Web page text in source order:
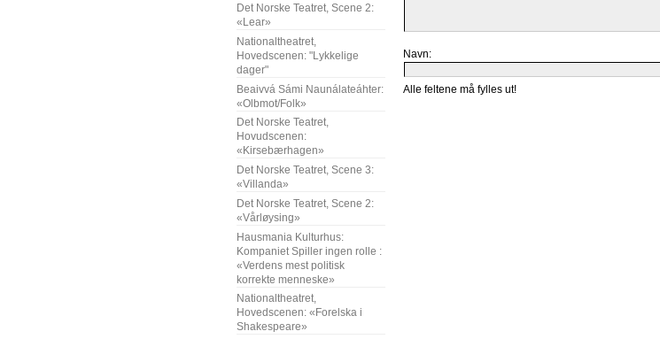
Det Norske Teatret, Scene 2:
«Lear»
Nationaltheatret,
Hovedscenen: "Lykkelige
dager"
Beaivvá Sámi Naunálateáhter:
«Olbmot/Folk»
Det Norske Teatret,
Hovudscenen:
«Kirsebærhagen»
Det Norske Teatret, Scene 3:
«Villanda»
Det Norske Teatret, Scene 2:
«Vårløysing»
Hausmania Kulturhus:
Kompaniet Spiller ingen rolle :
«Verdens mest politisk
korrekte menneske»
Nationaltheatret,
Hovedscenen: «Forelska i
Shakespeare»
Navn:
Alle feltene må fylles ut!